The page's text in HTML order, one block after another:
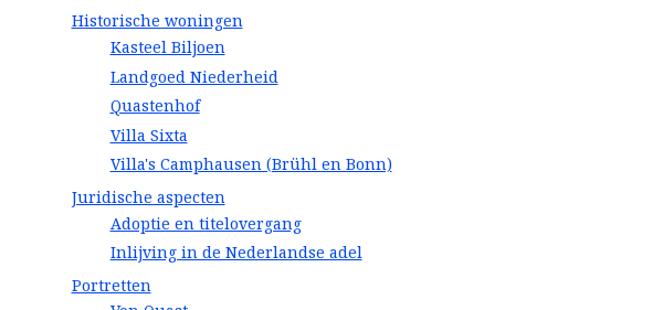
Historische woningen
Kasteel Biljoen
Landgoed Niederheid
Quastenhof
Villa Sixta
Villa's Camphausen (Brühl en Bonn)
Juridische aspecten
Adoptie en titelovergang
Inlijving in de Nederlandse adel
Portretten